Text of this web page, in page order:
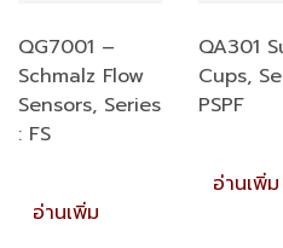
QG7001 –
Schmalz Flow
Sensors, Series
: FS
อ่านเพิ่ม
QA301
Cups,
PSPF
อ่านเพิ่ม